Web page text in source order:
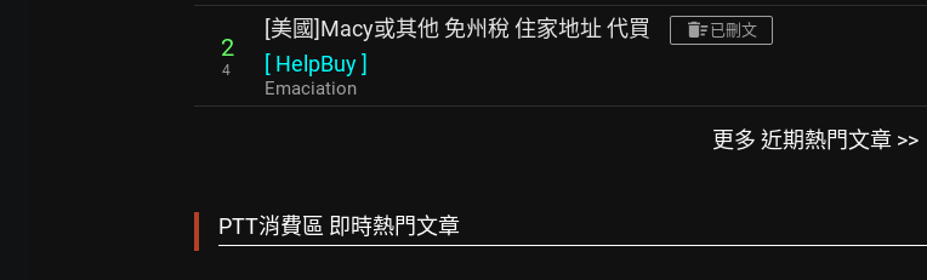
2
4
[美國]Macy或其他 免州稅 住家地址 代買 已刪文
[ HelpBuy]
Emaciation
更多 近期熱門文章 >>
PTT消費區 即時熱門文章